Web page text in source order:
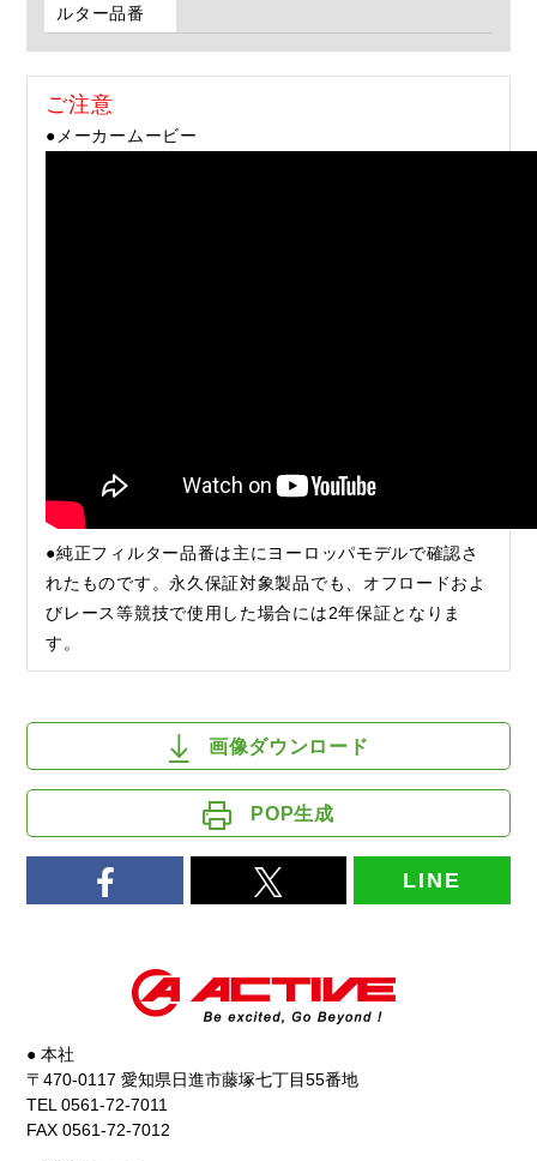
ルター品番
ご注意
●メーカームービー
●純正フィルター品番は主にヨーロッパモデルで確認さ
れたものです。永久保証対象製品でも、オフロードおよ
びレース等競技で使用した場合には2年保証となりま
す。
画像ダウンロード
POP生成
LINE
● 本社
〒470-0117 愛知県日進市藤塚七丁目55番地
TEL 0561-72-7011
FAX 0561-72-7012